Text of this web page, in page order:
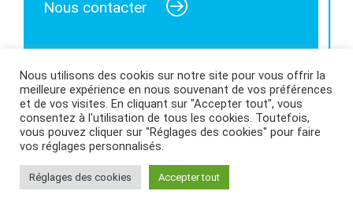
Nous contacter
MENTIONS LÉGALES ET CONDITIONS GÉNÉRALES
D’UTILISATION| POLITIQUE DES COOKIES|
Nous utilisons des cookis sur notre site pour vous offrir la
meilleure expérience en nous souvenant de vos préférences
et de vos visites. En cliquant sur "Accepter tout", vous
consentez à l'utilisation de tous les cookies. Toutefois,
vous pouvez cliquer sur "Réglages des cookies" pour faire
vos réglages personnalisés.
Réglages des cookies Accepter tout